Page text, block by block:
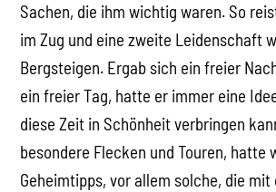
Sachen, die ihm wichtig waren. So
im Zug und eine zweite Leidenschaft
Bergsteigen. Ergab sich ein freier
ein freier Tag, hatte er immer eine
diese Zeit in Schönheit verbringen
besondere Flecken und Touren, hatte
Geheimtipps, vor allem solche, die